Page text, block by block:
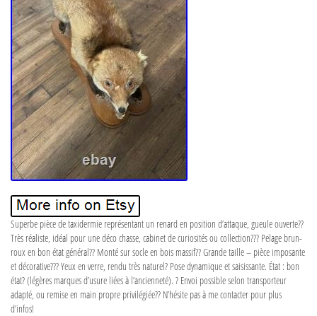
Superbe pièce de taxidermie représentant un renard en position d’attaque, gueule ouverte??
Très réaliste, idéal pour une déco chasse, cabinet de curiosités ou collection??? Pelage brun-
roux en bon état général?? Monté sur socle en bois massif?? Grande taille – pièce imposante
et décorative??? Yeux en verre, rendu très naturel? Pose dynamique et saisissante. État : bon
état? (légères marques d’usure liées à l’ancienneté). ? Envoi possible selon transporteur
adapté, ou remise en main propre privilégiée?? N’hésite pas à me contacter pour plus
d’infos!